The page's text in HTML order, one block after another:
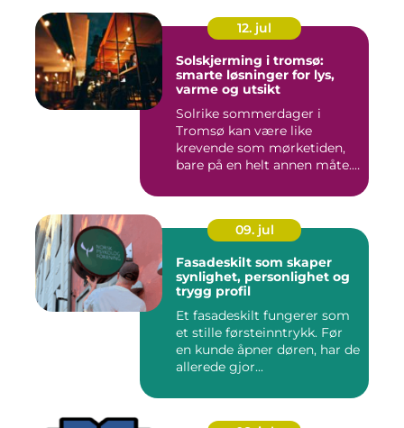
12. jul
Solskjerming i tromsø:
smarte løsninger for lys,
varme og utsikt
Solrike sommerdager i
Tromsø kan være like
krevende som mørketiden,
bare på en helt annen måte.
09. jul
Fasadeskilt som skaper
synlighet, personlighet og
trygg profil
Et fasadeskilt fungerer som
et stille førsteinntrykk. Før
en kunde åpner døren, har de
allerede gjor...